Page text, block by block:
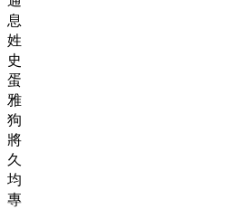
息
姓
史
蛋
雅
狗
將
久
均
專